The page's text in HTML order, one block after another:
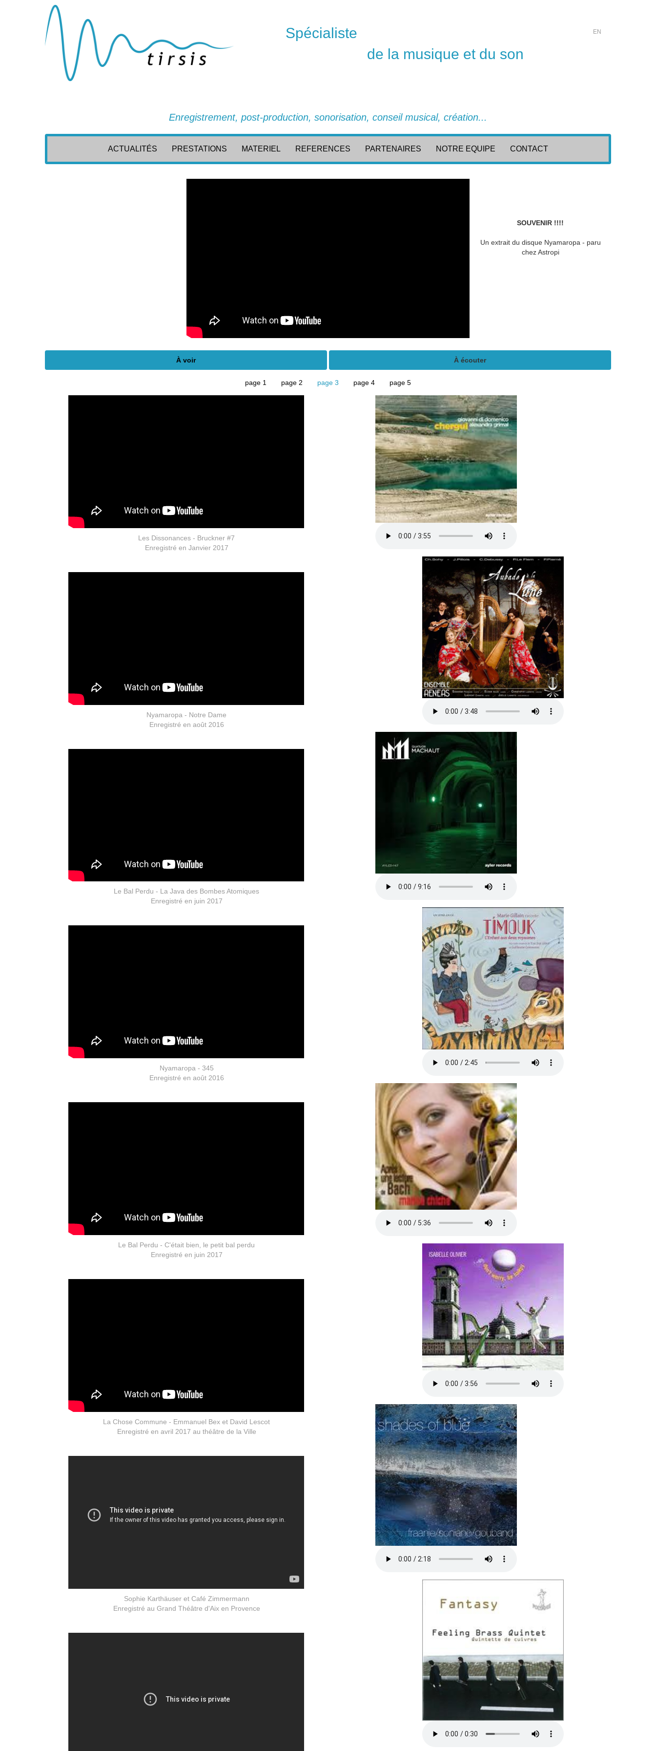
Spécialiste EN
de la musique et du son
Enregistrement, post-production, sonorisation, conseil musical, création...
ACTUALITÉS PRESTATIONS MATERIEL REFERENCES PARTENAIRES NOTRE EQUIPE CONTACT
SOUVENIR !!!!
Un extrait du disque Nyamaropa - paru
chez Astropi
À voir À écouter
page 1 page 2 page 3 page 4 page 5
Les Dissonances - Bruckner #7
Enregistré en Janvier 2017
Nyamaropa - Notre Dame
Enregistré en août 2016
Le Bal Perdu - La Java des Bombes Atomiques
Enregistré en juin 2017
Nyamaropa - 345
Enregistré en août 2016
Le Bal Perdu - C'était bien, le petit bal perdu
Enregistré en juin 2017
La Chose Commune - Emmanuel Bex et David Lescot
Enregistré en avril 2017 au théâtre de la Ville
Sophie Karthäuser et Café Zimmermann
Enregistré au Grand Théâtre d'Aix en Provence